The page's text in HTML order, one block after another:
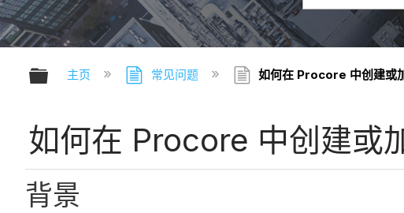
扩展/隐缩全局层次
主页 常见问题 如何在 Procore 中创建或
如何在 Procore 中创建或
背景